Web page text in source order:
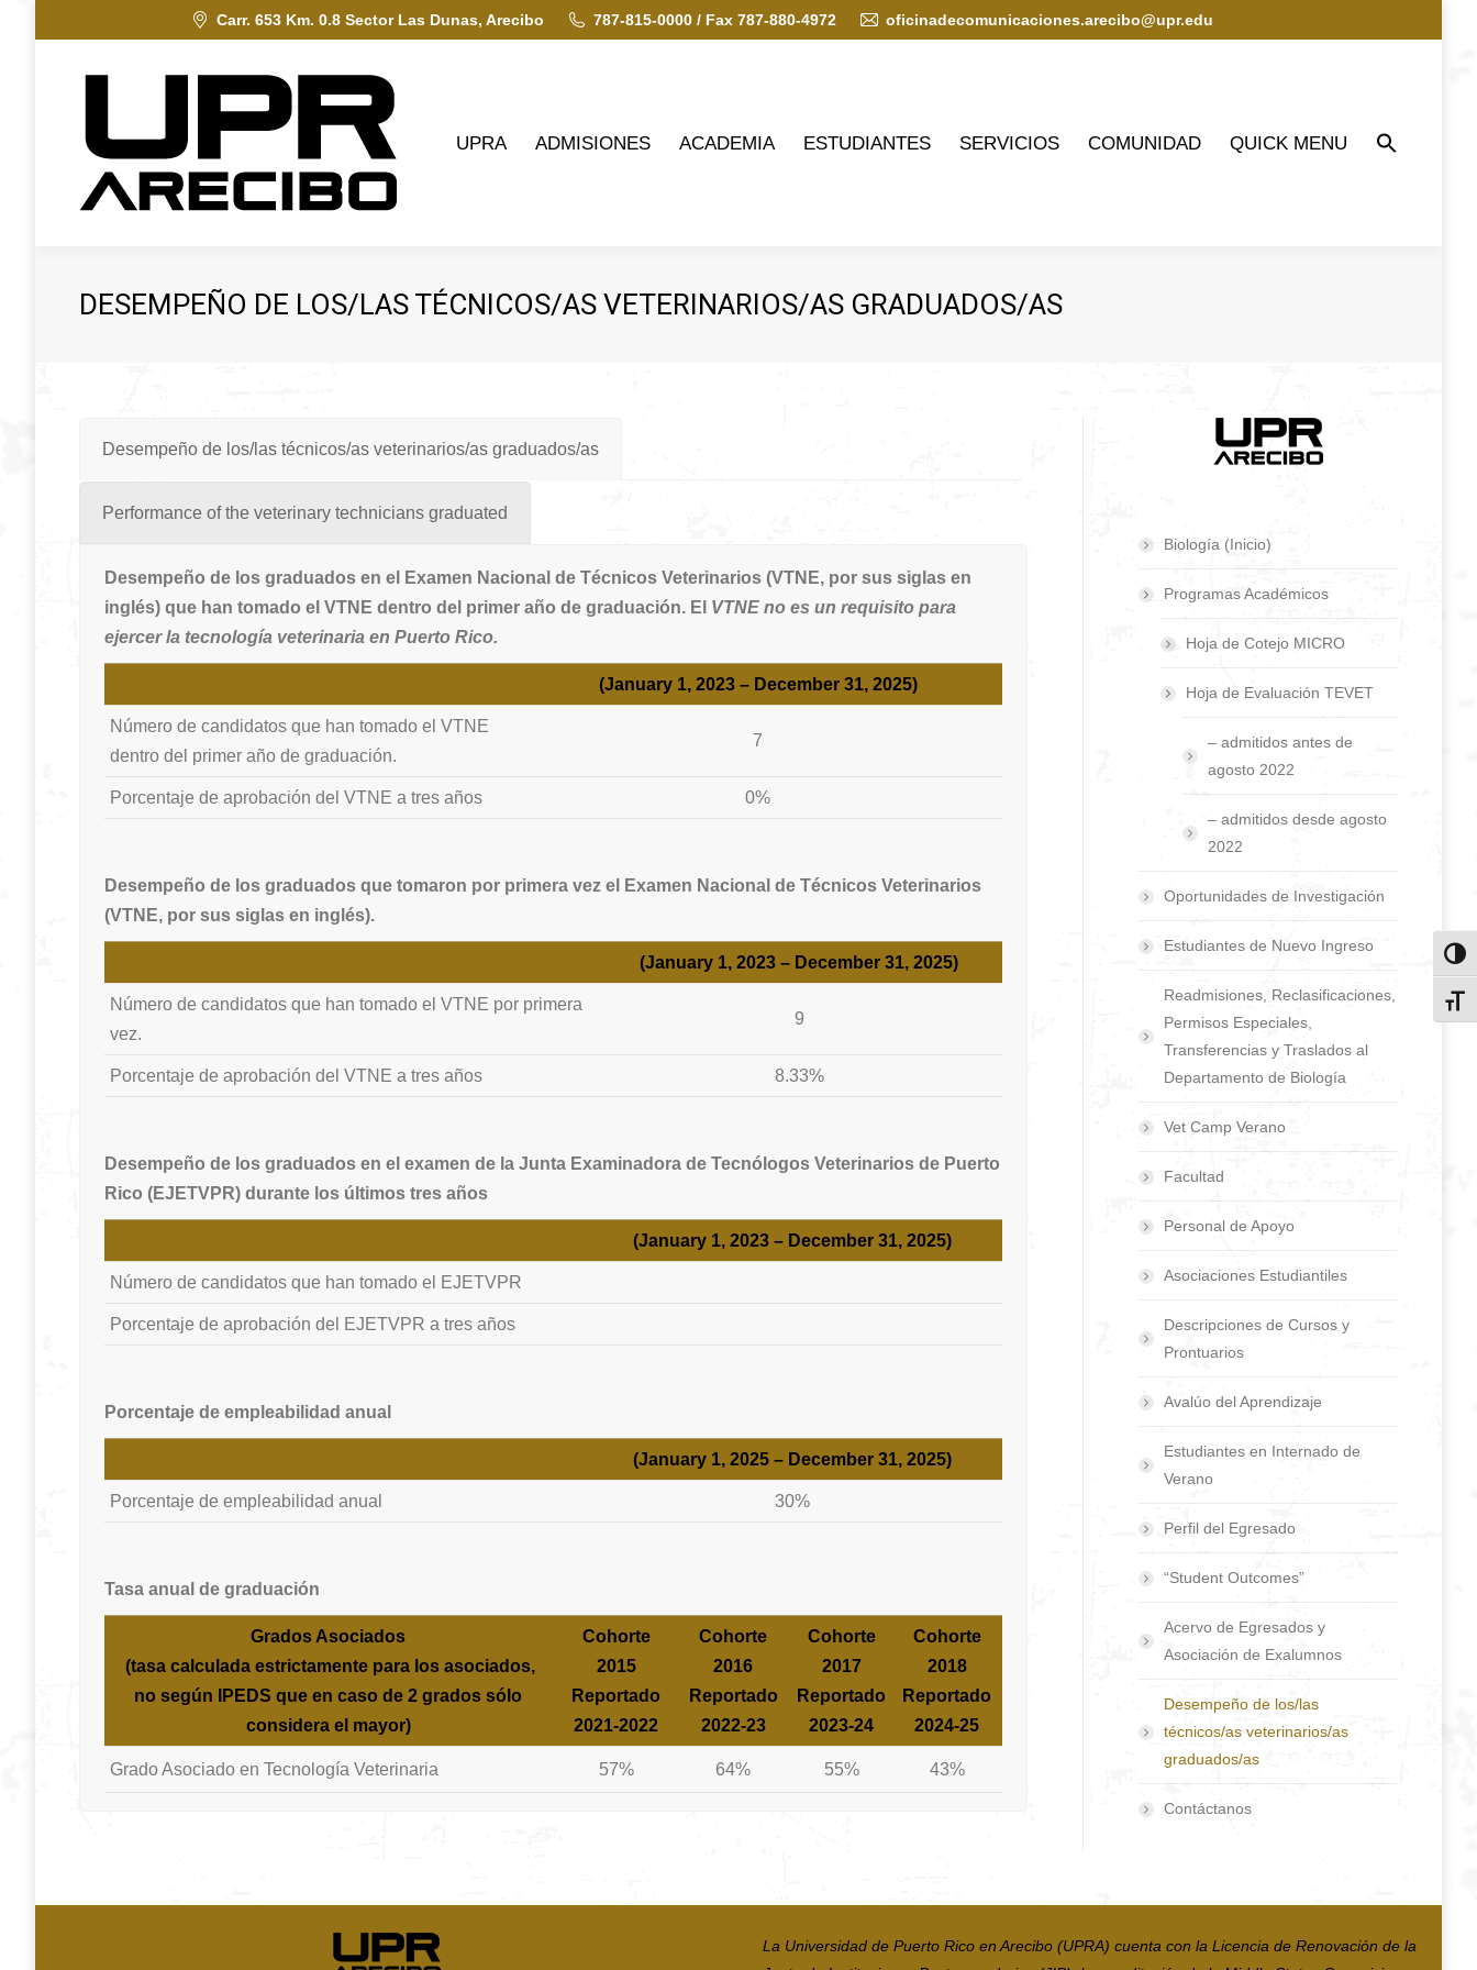
Carr. 653 Km. 0.8 Sector Las Dunas, Arecibo 787-815-0000 / Fax 787-880-4972 oficinadecomunicaciones.arecibo@upr.edu
UPRA ADMISIONES ACADEMIA ESTUDIANTES SERVICIOS COMUNIDAD QUICK MENU
DESEMPEÑO DE LOS/LAS TÉCNICOS/AS VETERINARIOS/AS GRADUADOS/AS
Desempeño de los/las técnicos/as veterinarios/as graduados/as
Performance of the veterinary technicians graduated
Desempeño de los graduados en el Examen Nacional de Técnicos Veterinarios (VTNE, por sus siglas en
inglés) que han tomado el VTNE dentro del primer año de graduación. El VTNE no es un requisito para
ejercer la tecnología veterinaria en Puerto Rico.
(January 1, 2023 – December 31, 2025)
Número de candidatos que han tomado el VTNE
dentro del primer año de graduación.
7
Porcentaje de aprobación del VTNE a tres años 0%
Desempeño de los graduados que tomaron por primera vez el Examen Nacional de Técnicos Veterinarios
(VTNE, por sus siglas en inglés).
(January 1, 2023 – December 31, 2025)
Número de candidatos que han tomado el VTNE por primera
vez.
9
Porcentaje de aprobación del VTNE a tres años 8.33%
Desempeño de los graduados en el examen de la Junta Examinadora de Tecnólogos Veterinarios de Puerto
Rico (EJETVPR) durante los últimos tres años
(January 1, 2023 – December 31, 2025)
Número de candidatos que han tomado el EJETVPR
Porcentaje de aprobación del EJETVPR a tres años
Porcentaje de empleabilidad anual
(January 1, 2025 – December 31, 2025)
Porcentaje de empleabilidad anual 30%
Tasa anual de graduación
Grados Asociados
(tasa calculada estrictamente para los asociados,
no según IPEDS que en caso de 2 grados sólo
considera el mayor)
Cohorte
2015
Reportado
2021-2022
Cohorte
2016
Reportado
2022-23
Cohorte
2017
Reportado
2023-24
Cohorte
2018
Reportado
2024-25
Grado Asociado en Tecnología Veterinaria 57% 64% 55% 43%
Biología (Inicio)
Programas Académicos
Hoja de Cotejo MICRO
Hoja de Evaluación TEVET
– admitidos antes de
agosto 2022
– admitidos desde agosto
2022
Oportunidades de Investigación
Estudiantes de Nuevo Ingreso
Readmisiones, Reclasificaciones,
Permisos Especiales,
Transferencias y Traslados al
Departamento de Biología
Vet Camp Verano
Facultad
Personal de Apoyo
Asociaciones Estudiantiles
Descripciones de Cursos y
Prontuarios
Avalúo del Aprendizaje
Estudiantes en Internado de
Verano
Perfil del Egresado
“Student Outcomes”
Acervo de Egresados y
Asociación de Exalumnos
Desempeño de los/las
técnicos/as veterinarios/as
graduados/as
Contáctanos
La Universidad de Puerto Rico en Arecibo (UPRA) cuenta con la Licencia de Renovación de la
ADMISIONES ESTUDIANTES COMUNIDAD